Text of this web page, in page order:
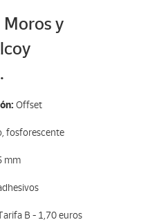
Moros y
Offset
fosforescente
mm
B - 1,70 euros